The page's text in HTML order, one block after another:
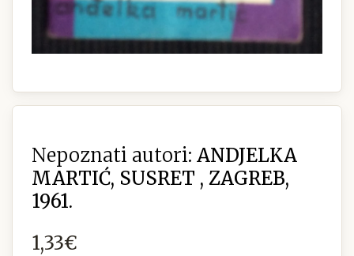
Nepoznati autori: ANDJELKA
MARTIĆ, SUSRET , ZAGREB,
1961.
1,33€